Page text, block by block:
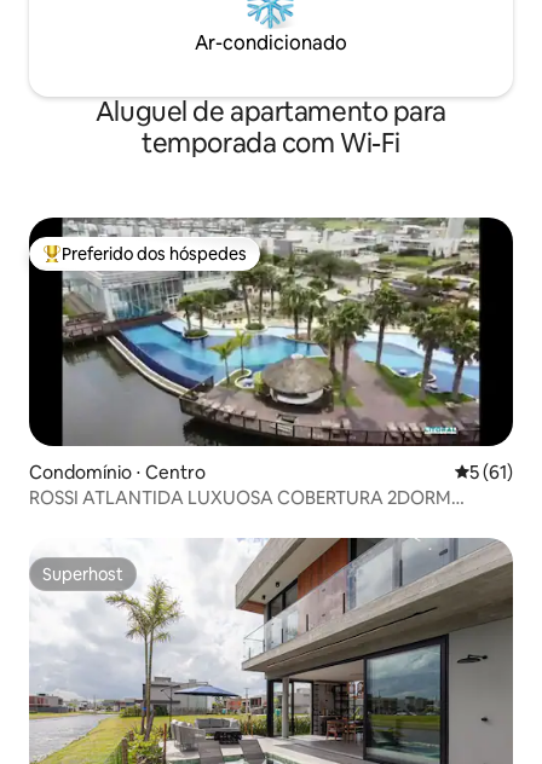
Ar-condicionado
Aluguel de apartamento para
temporada com Wi-Fi
Entre os melhores preferidos dos hóspedes
Preferido dos hóspedes
Condomínio ⋅ Centro 5 de uma
5 (61)
ROSSI ATLANTIDA LUXUOSA COBERTURA 2DORM
Superhost
Superhost